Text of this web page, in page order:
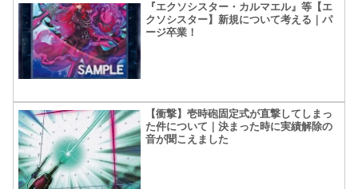
『エクソシスター・カルマエル』等【エ
クソシスター】新規について考える｜パ
ージ卒業！
【衝撃】壱時砲固定式が直撃してしまっ
た件について｜決まった時に実績解除の
音が聞こえました